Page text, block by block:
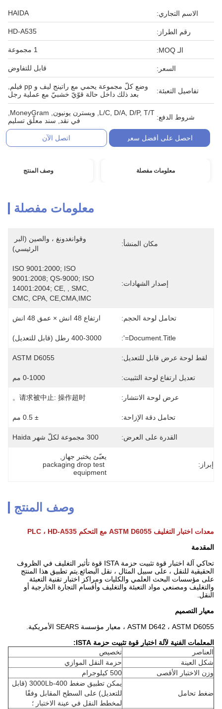
الاسم التجاري: HAIDA
رقم الطراز: HD-A535
الـ MOQ: 1 مجموعة
السعر: قابل للتفاوض
تفاصيل التعبئة:
وضع كلّ مجموعة يحمي مع راتينج ليف و pp فيلم,
بعد ذلك داخل حالة قوّيّ خشبيّ مع عملية رجل
شروط الدفع:
في نقد, سند معلّق تسليم
احصل على أفضل سعر اتصل الآن
معلومات مفصلة وصف المنتج
معلومات مفصلة
مكان المنشأ:
الرئيسي)
إصدار الشهادات:
ISO 9001:2000; ISO
9001:2008; QS-9000; ISO
14001:2004; CE, , SMC,
CMC, CPA, CE,CMA,IMC
تحامل لوحة الحجم: ارتفاع 48 انش × عمق 48 انش
Document.title=': 400-3000 رطل (قابل للتعديل)
لقط لوحة عرض قابل للتعديل: ASTM D6055
تعديل ارتفاع لوحة التثبيت: 0-1000 مم
عرض لوحة الانتشار: ﻿请求被中止: 操作超时。
تحامل دقة الإزاحة: ± 0.5 مم
القدرة على العرض: 300 مجموعة لكلّ شهر Haida
إبراز:
يعبّئ يختبر جهاز
packaging drop test
equipment
وصف المنتج
معدات اختبار التغليف ASTM D6055 مع التحكم PLC ، HD-A535
المقدمة
تحاكي آلة اختبار قوة تثبيت حزمة ISTA قوة تأثير التغليف في الظروف
الحقيقية للنقل ، على سبيل المثال ، نقل البضائع.يتم تطبيق هذا المنتج
على مؤسسات البحث العلمي والكليات ومراكز اختبار تقنية التعبئة
والتغليف ومصنعي مواد التعبئة والتغليف وأقسام التجارة الخارجية أو
النقل.
معيار التصميم
ASTM D642 ، ASTM D6055 ، معيار مؤسسة SEARS الأمريكية.
المعلمات الفنية لآلة اختبار قوة تثبيت حزمة ISTA:
العناصر
تخصيص
شكل العينة
حزمة النقل الموازي
وزن الاختبار الأقصى
500 كيلوجرام
ضغط تحامل
يمكن تطبيق ضغط 400-3000Lb (قابل
للتعديل) على السطح المقابل وفقًا
لمخطط النقل في عينة الاختبار ؛